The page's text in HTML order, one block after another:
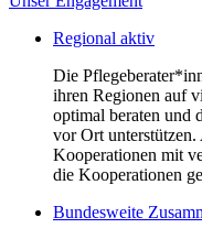
Regional aktiv
Die
ihren Regionen auf
optimal beraten und
vor Ort unterstützen.
Kooperationen mit
die Kooperationen
Bundesweite